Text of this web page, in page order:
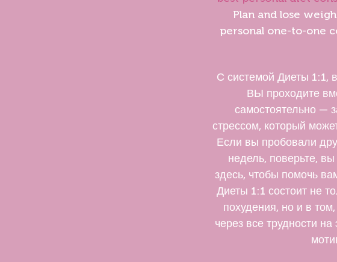
Plan and lose
personal one-to-one
С системой Диеты 1:1,
ВЫ проходите
самостоятельно —
стрессом, который
Если вы пробовали
недель, поверьте,
здесь, чтобы помочь
Диеты 1:1 состоит не
похудения, но и в
через все трудности